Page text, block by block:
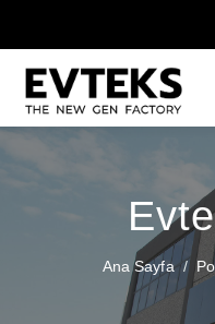
Ana Sayfa